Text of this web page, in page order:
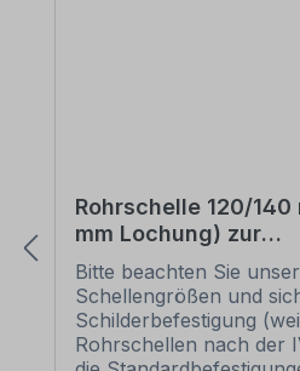
Rohrschelle 120/140
mm Lochung) zur
Schilderbefestigung
Bitte beachten Sie
Schellengrößen und
Schilderbefestigung
Rohrschellen nach der